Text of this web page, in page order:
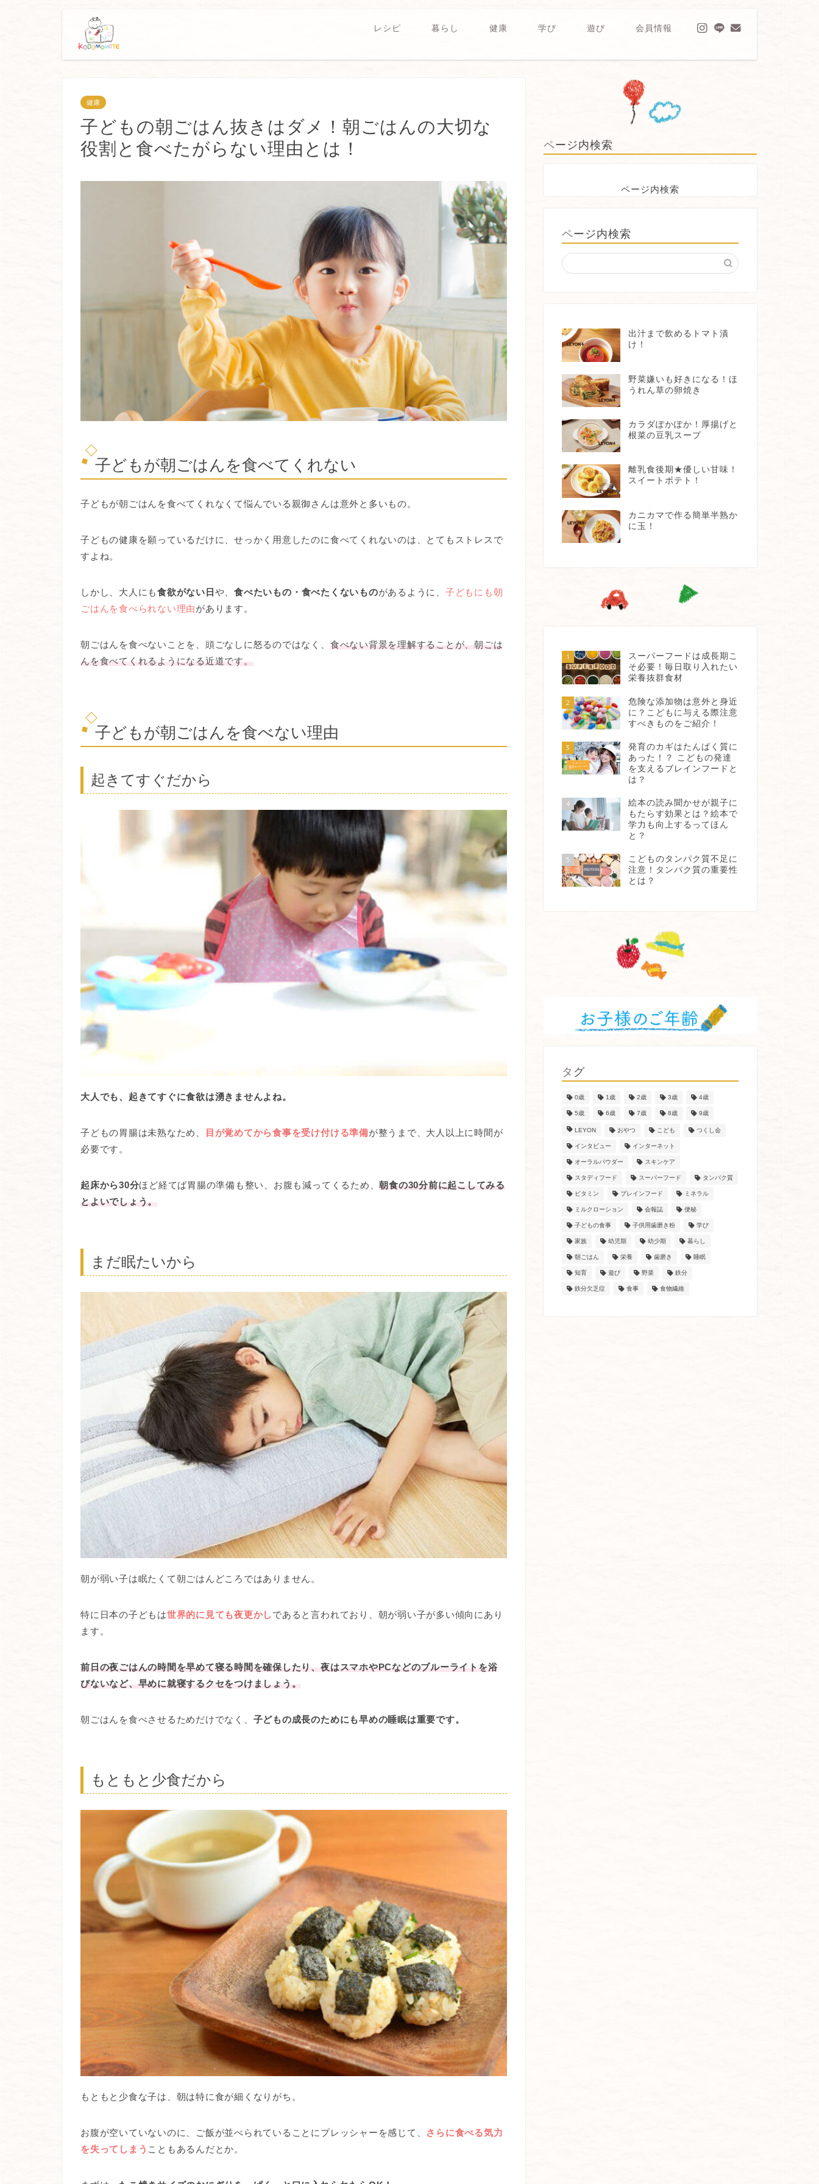
レシピ 暮らし 健康 学び 遊び 会員情報
健康
子どもの朝ごはん抜きはダメ！朝ごはんの大切な
役割と食べたがらない理由とは！
子どもが朝ごはんを食べてくれない
子どもが朝ごはんを食べてくれなくて悩んでいる親御さんは意外と多いもの。
子どもの健康を願っているだけに、せっかく用意したのに食べてくれないのは、とてもストレスで
すよね。
しかし、大人にも食欲がない日 や、食べたいもの・食べたくないものがあるように、 子どもにも朝
ごはんを食べられない理由があります。
朝ごはんを食べないことを、頭ごなしに怒るのではなく、 食べない背景を理解することが、朝ごは
んを食べてくれるようになる近道です。
子どもが朝ごはんを食べない理由
起きてすぐだから
大人でも、起きてすぐに食欲は湧きませんよね。
子どもの胃腸は未熟なため、 目が覚めてから食事を受け付ける準備が整うまで、大人以上に時間が
必要です。
起床から30分ほど経てば胃腸の準備も整い、お腹も減ってくるため、朝食の30分前に起こしてみる
とよいでしょう。
まだ眠たいから
朝が弱い子は眠たくて朝ごはんどころではありません。
特に日本の子どもは世界的に見ても夜更かしであると言われており、朝が弱い子が多い傾向にあり
ます。
前日の夜ごはんの時間を早めて寝る時間を確保したり、夜はスマホやPCなどのブルーライトを浴
びないなど、早めに就寝するクセをつけましょう。
朝ごはんを食べさせるためだけでなく、 子どもの成長のためにも早めの睡眠は重要です。
もともと少食だから
もともと少食な子は、朝は特に食が細くなりがち。
お腹が空いていないのに、ご飯が並べられていることにプレッシャーを感じて、 さらに食べる気力
を失ってしまう こともあるんだとか。
ページ内検索
ページ内検索
ページ内検索
出汁まで飲めるトマト漬
け！
野菜嫌いも好きになる！ほ
うれん草の卵焼き
カラダぽかぽか！厚揚げと
根菜の豆乳スープ
離乳食後期★優しい甘味！
スイートポテト！
カニカマで作る簡単半熟か
に玉！
1
スーパーフードは成長期こ
そ必要！毎日取り入れたい
栄養抜群食材
2
危険な添加物は意外と身近
に？こどもに与える際注意
すべきものをご紹介！
3
発育のカギはたんぱく質に
あった！？ こどもの発達
を支えるブレインフードと
は？
4
絵本の読み聞かせが親子に
もたらす効果とは？絵本で
学力も向上するってほん
と？
5
こどものタンパク質不足に
注意！タンパク質の重要性
とは？
タグ
0歳 1歳 2歳 3歳 4歳
5歳 6歳 7歳 8歳 9歳
LEYON おやつ こども つくし会
インタビュー インターネット
オーラルパウダー スキンケア
スタディフード スーパーフード タンパク質
ビタミン ブレインフード ミネラル
ミルクローション 会報誌 便秘
子どもの食事 子供用歯磨き粉 学び
家族 幼児期 幼少期 暮らし
朝ごはん 栄養 歯磨き 睡眠
知育 遊び 野菜 鉄分
鉄分欠乏症 食事 食物繊維